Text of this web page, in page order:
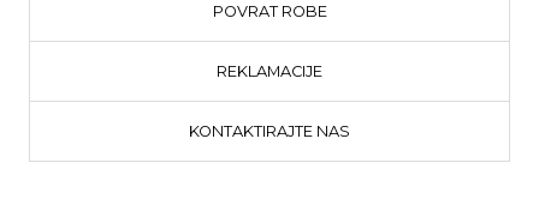
POVRAT ROBE
REKLAMACIJE
KONTAKTIRAJTE NAS